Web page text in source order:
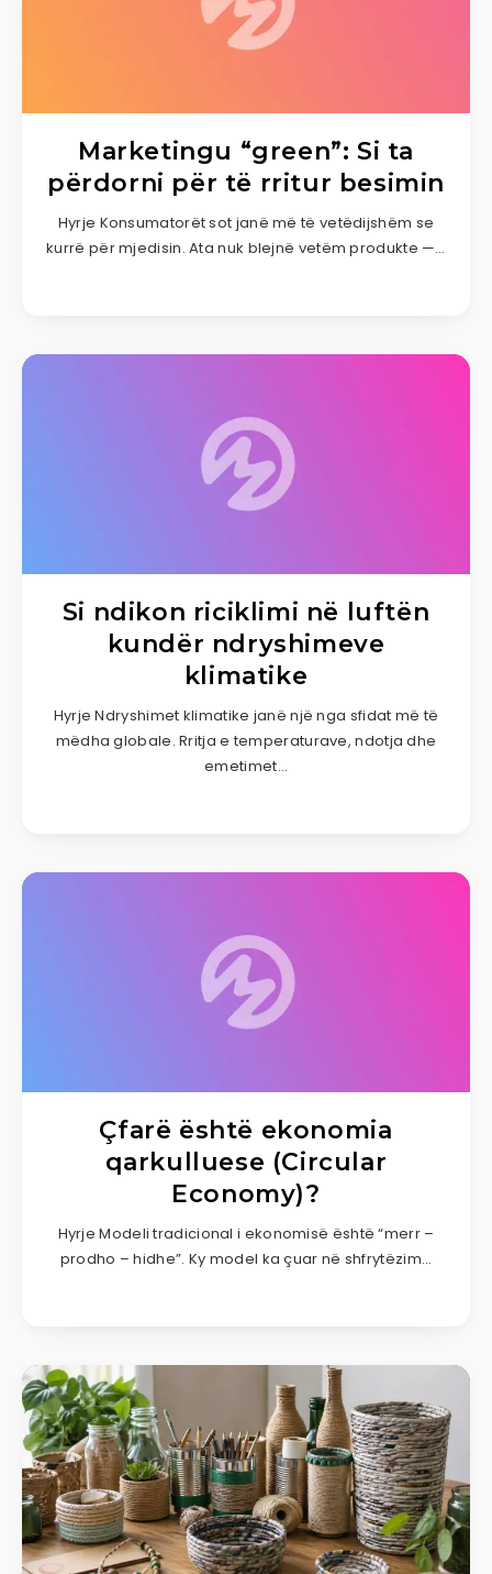
Marketingu “green”: Si ta
përdorni për të rritur besimin
Hyrje Konsumatorët sot janë më të vetëdijshëm se
kurrë për mjedisin. Ata nuk blejnë vetëm produkte —…
Si ndikon riciklimi në luftën
kundër ndryshimeve
klimatike
Hyrje Ndryshimet klimatike janë një nga sfidat më të
mëdha globale. Rritja e temperaturave, ndotja dhe
emetimet…
Çfarë është ekonomia
qarkulluese (Circular
Economy)?
Hyrje Modeli tradicional i ekonomisë është “merr –
prodho – hidhe”. Ky model ka çuar në shfrytëzim…